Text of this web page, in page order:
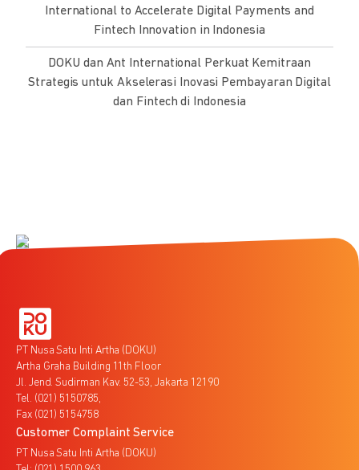
International to Accelerate Digital Payments and
Fintech Innovation in Indonesia
DOKU dan Ant International Perkuat Kemitraan
Strategis untuk Akselerasi Inovasi Pembayaran Digital
dan Fintech di Indonesia
PT Nusa Satu Inti Artha (DOKU)
Artha Graha Building 11th Floor
Jl. Jend. Sudirman Kav. 52-53, Jakarta 12190
Tel. (021) 5150785,
Fax (021) 5154758
Customer Complaint Service
PT Nusa Satu Inti Artha (DOKU)